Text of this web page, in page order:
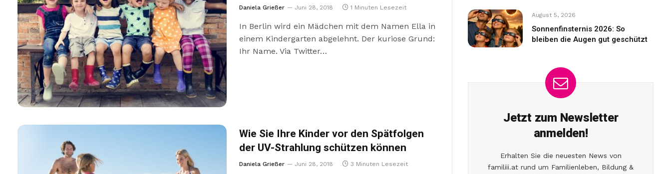
Daniela Grießer Juni 28, 2018 1 Minuten Lesezeit
In Berlin wird ein Mädchen mit dem Namen Ella in
einem Kindergarten abgelehnt. Der kuriose Grund:
Ihr Name. Via Twitter…
Wie Sie Ihre Kinder vor den Spätfolgen
der UV-Strahlung schützen können
Daniela Grießer Juni 28, 2018 3 Minuten Lesezeit
August 5, 2026
Sonnenfinsternis 2026: So
bleiben die Augen gut geschützt
Jetzt zum Newsletter
anmelden!
Erhalten Sie die neuesten News von
familiii.at rund um Familienleben, Bildung &